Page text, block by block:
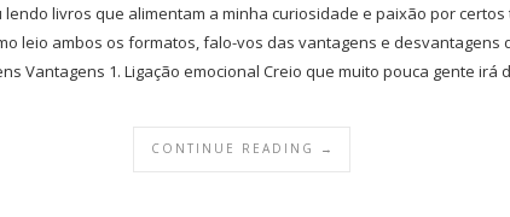
livros que alimentam a minha curiosidade e paixão por certos
leio ambos os formatos, falo-vos das vantagens e desvantagens
Vantagens 1. Ligação emocional Creio que muito pouca gente irá
CONTINUE READING →